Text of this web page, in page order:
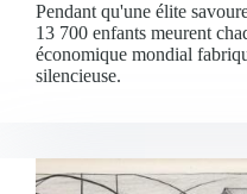
Pendant qu'une élite
13 700 enfants meurent
économique mondial
silencieuse.